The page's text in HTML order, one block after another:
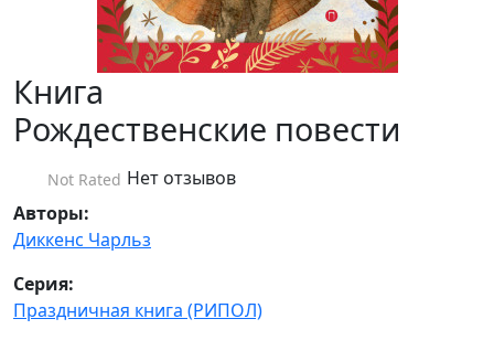
Книга
Рождественские повести
Not Rated Нет отзывов
Авторы:
Диккенс Чарльз
Серия:
Праздничная книга (РИПОЛ)